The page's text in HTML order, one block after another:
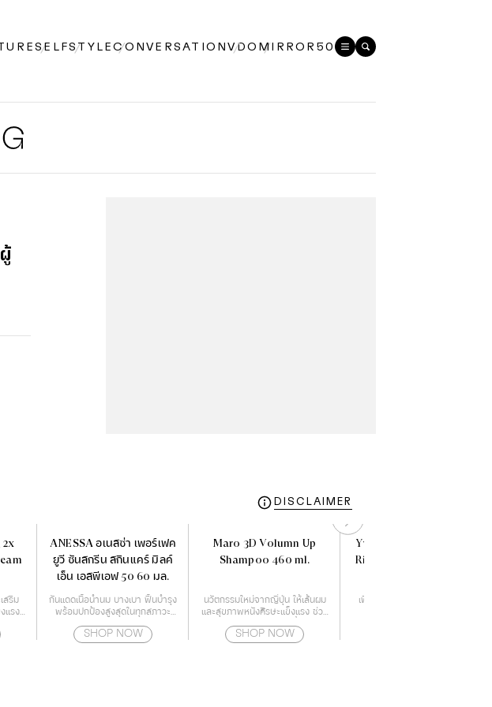
SELFSTYLE VDO
CONVERSATION MIRROR50
DISCLAIMER
2x
สริม
แรง
ANESSA อเนสซ่า เพอร์เฟค
ยูวี ซันสกรีน สกินแคร์ มิลค์
เอ็น เอสพีเอฟ 50 60 มล.
กันแดดเนื้อน้ำนม บางเบา ฟื้นบำรุง
พร้อมปกป้องสูงสุดในทุกสภาวะ
SHOP NOW
Maro 3D Volumn Up
Shampoo 460 ml.
นวัตกรรมใหม่จากญี่ปุ่น ให้เส้นผม
และสุขภาพหนังศีรษะแข็งแรง ช่วย
หนังศีรษะ สาเหตุของปัญหาผม
SHOP NOW
Yves Rocher BHC Shine
Rinsing Vinegar 150 ml.
เพื่อผมหอมลื่น สูตรเส้นผมเปล่ง